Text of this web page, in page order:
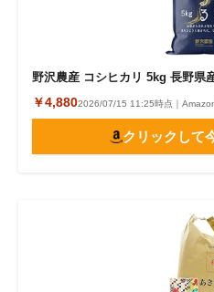
野沢農産 コシヒカリ 5kg 長野県
￥4,8802026/07/15 11:25時点｜
クリックして